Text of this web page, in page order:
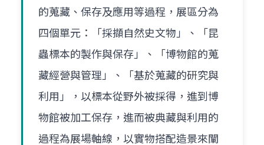
的蒐藏、保存及應用等過程，展區分為
四個單元：「採擷自然史文物」、「昆
蟲標本的製作與保存」、「博物館的蒐
藏經營與管理」、「基於蒐藏的研究與
利用」，以標本從野外被採得，進到博
物館被加工保存，進而被典藏與利用的
過程為展場軸線，以實物搭配造景來闡